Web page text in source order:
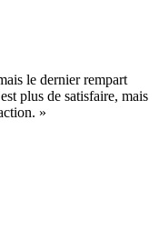
le dernier rempart
plus de satisfaire, mais
»